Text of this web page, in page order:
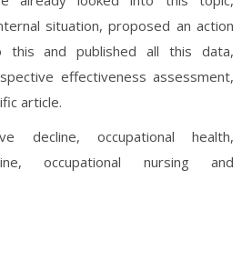
situation, proposed an action
this and published all this data,
effectiveness assessment,
article.
decline, occupational health,
occupational nursing and